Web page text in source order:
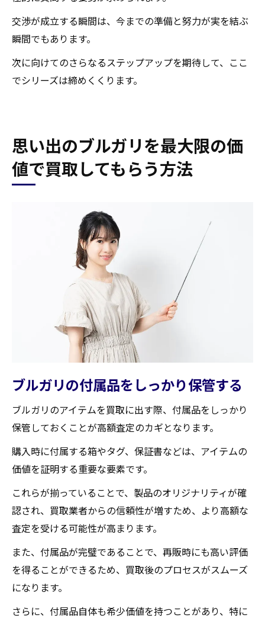
交渉が成立する瞬間は、今までの準備と努力が実を結ぶ
瞬間でもあります。
次に向けてのさらなるステップアップを期待して、ここ
でシリーズは締めくくります。
思い出のブルガリを最大限の価
値で買取してもらう方法
ブルガリの付属品をしっかり保管する
ブルガリのアイテムを買取に出す際、付属品をしっかり
保管しておくことが高額査定のカギとなります。
購入時に付属する箱やタグ、保証書などは、アイテムの
価値を証明する重要な要素です。
これらが揃っていることで、製品のオリジナリティが確
認され、買取業者からの信頼性が増すため、より高額な
査定を受ける可能性が高まります。
また、付属品が完璧であることで、再販時にも高い評価
を得ることができるため、買取後のプロセスがスムーズ
になります。
さらに、付属品自体も希少価値を持つことがあり、特に